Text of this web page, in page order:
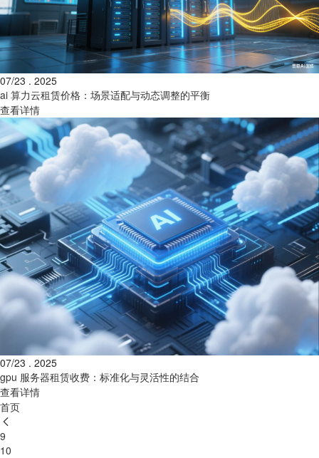
07/23 . 2025
ai 算力云租赁价格：场景适配与动态调整的平衡
查看详情
07/23 . 2025
gpu 服务器租赁收费：标准化与灵活性的结合
查看详情
首页
9
10